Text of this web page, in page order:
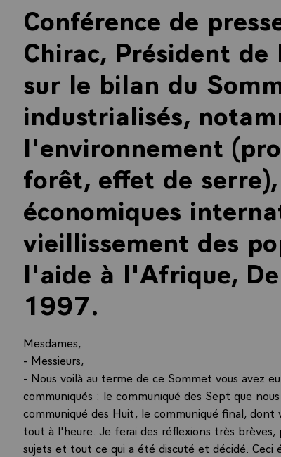
Conférence de
Chirac, Président de
sur le bilan du
industrialisés,
l'environnement
forêt, effet de
économiques
vieillissement des
l'aide à l'Afrique,
1997.
Mesdames,
- Messieurs,
- Nous voilà au terme de ce Sommet vous avez
communiqués : le communiqué des Sept que
communiqué des Huit, le communiqué final,
tout à l'heure. Je ferai des réflexions très brèves,
sujets et tout ce qui a été discuté et décidé.